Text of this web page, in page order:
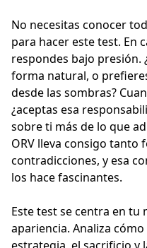
No necesitas conocer
para hacer este test. En
respondes bajo presión.
forma natural, o
desde las sombras?
¿aceptas esa
sobre ti más de lo que
ORV lleva consigo tanto
contradicciones, y esa
los hace fascinantes.
Este test se centra en tu
apariencia. Analiza